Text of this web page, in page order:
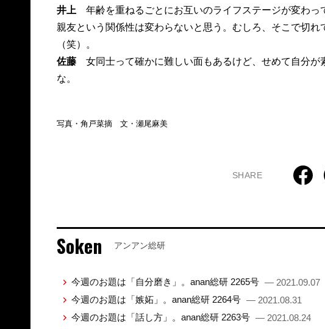
井上 年齢を重ねるごとにお互いのライフステージが変わっ
親友という関係性は変わらないと思う。むしろ、そこで切
（笑）。
佐藤 女同士って確かに難しい面もあるけど、せめて自分
な。
写真・角戸菜摘 文・瀬尾麻美
SHARE
Soken アンアン総研
今週のお題は「自分磨き」。anan総研 2265号 — 2021.09.07
今週のお題は「嫉妬」。anan総研 2264号 — 2021.08.31
今週のお題は「話し方」。anan総研 2263号 — 2021.08.24